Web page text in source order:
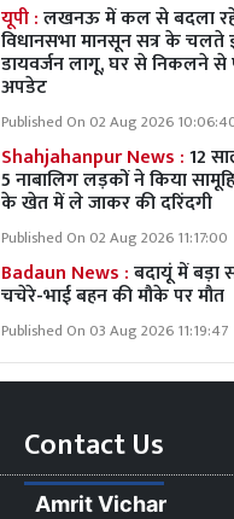
यूपी :लखनऊ में कल से बदला
विधानसभा मानसून सत्र के चलते
डायवर्जन लागू, घर से निकलने
अपडेट
Published On 02 Aug 2026
Shahjahanpur News :12
5 नाबालिग लड़कों ने किया
के खेत में ले जाकर की दरिंदगी
Published On 02 Aug 2026 11:17:00
Badaun News :बदायूं में बड़ा
चचेरे-भाई बहन की मौके पर मौत
Published On 03 Aug 2026 11:19:47
Contact Us
Amrit Vichar